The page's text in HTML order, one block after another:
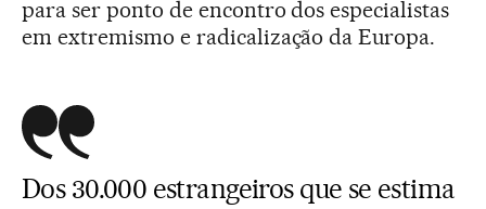
para ser ponto de encontro dos especialistas
em extremismo e radicalização da Europa.
Dos 30.000 estrangeiros que se estima